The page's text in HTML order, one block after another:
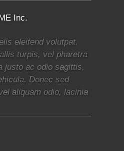
Inc.
turpis, vel pharetra
Donec sed